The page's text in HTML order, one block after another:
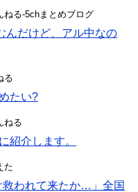
ねる-5chまとめブログ
んだけど、アル中なの
る
たい?
ねる
紹介します。
た
救われて来たか…」全国